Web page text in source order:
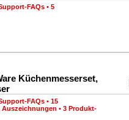
FAQs • 5
Küchenmesserset,
FAQs • 15
Auszeichnungen • 3 Produkt-